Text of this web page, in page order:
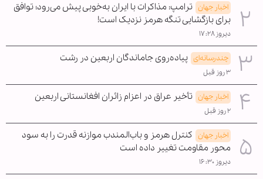
اخبار جهان ترامپ: مذاکرات با ایران به‌خوبی پیش می‌رود؛ توافق
برای بازگشایی تنگه هرمز نزدیک است!
دیروز ۱۷:۲۸
چندرسانه‌ای پیاده‌روی جاماندگان اربعین در رشت
۳ روز قبل
اخبار جهان تأخیر عراق در اعزام زائران افغانستانی اربعین
۲ روز قبل
اخبار جهان کنترل هرمز و باب‌المندب موازنه قدرت را به سود
محور مقاومت تغییر داده است
دیروز ۱۶:۳۰